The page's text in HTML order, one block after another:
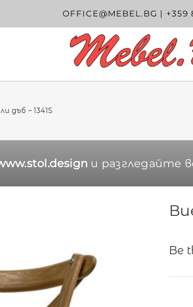
OFFICE@MEBEL.BG | +359
дъб – 1341S
и разгледайте
Be